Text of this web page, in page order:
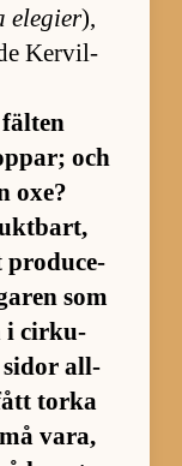
ele­gier),
Kervil­
och
oxe?
pro­du­ce­
som
i cir­ku­
si­dor all­
torka
va­ra,